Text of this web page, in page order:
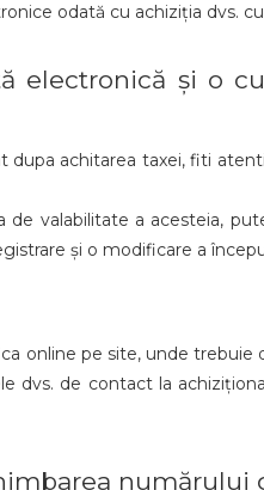
odată cu achiziția dvs. cu
electronică și o
achitarea taxei, fiti
valabilitate a acesteia,
și o modificare a
online pe site, unde trebuie
dvs. de contact la